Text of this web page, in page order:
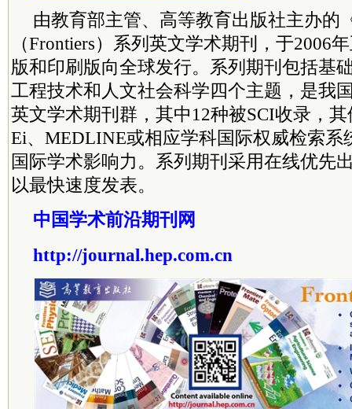
由教育部主管、高等教育出版社主办的
（Frontiers）系列英文学术期刊，于2006
版和印刷版向全球发行。系列期刊包括基
工程技术和人文社会科学四个主题，是我
英文学术期刊群，其中12种被SCI收录，
Ei、MEDLINE或相应学科国际权威检索系
国际学术影响力。系列期刊采用在线优先
以最快速度发表。
中国学术前沿期刊网
http://journal.hep.com.cn